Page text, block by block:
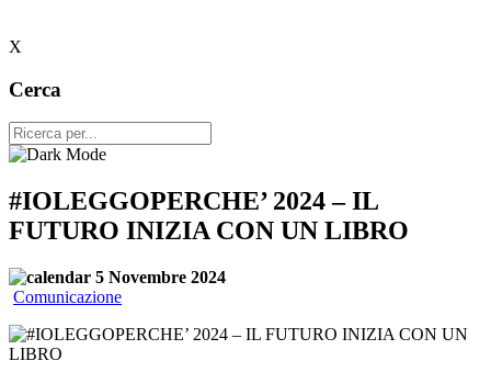
X
Cerca
#IOLEGGOPERCHE’ 2024 – IL
FUTURO INIZIA CON UN LIBRO
5 Novembre 2024
Comunicazione